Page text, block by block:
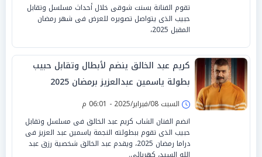
تقوم الفنانة بسنت شوقى خلال أحداث مسلسل وتقابل
حبيب الذى يتواصل تصويره للعرض فى شهر رمضان
المقبل 2025،
كريم عبد الخالق ينضم لأبطال وتقابل حبيب
بطولة ياسمين عبدالعزيز برمضان 2025
السبت 08/فبراير/2025 - 06:01 م
انضم الفنان الشاب كريم عبد الخالق فى مسلسل وتقابل
حبيب الذى تقوم ببطولته النجمة ياسمين عبد العزيز فى
دراما رمضان 2025، ويقدم عبد الخالق شخصية رزق عبد